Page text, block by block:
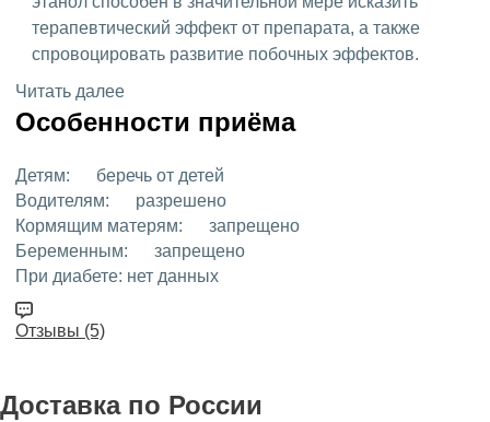
терапевтический эффект от препарата, а также
спровоцировать развитие побочных эффектов.
Читать далее
Особенности приёма
Детям:
беречь от детей
Водителям:
разрешено
Кормящим матерям:
запрещено
Беременным:
запрещено
При диабете: нет данных
Отзывы (5)
Доставка по России